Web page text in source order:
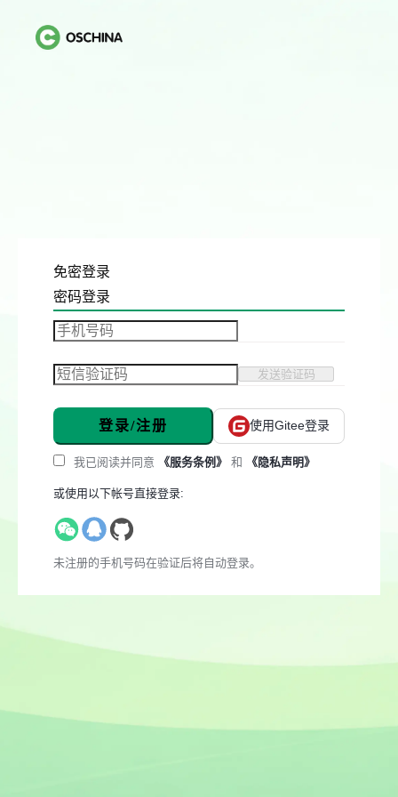
免密登录
密码登录
发送验证码
登录/注册 使用Gitee登录
我已阅读并同意 《服务条例》 和 《隐私声明》
或使用以下帐号直接登录:
未注册的手机号码在验证后将自动登录。